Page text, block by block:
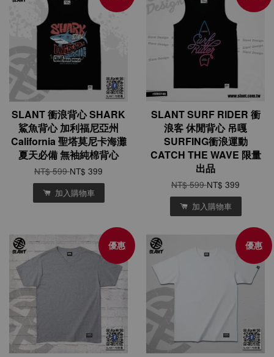
SLANT 衝浪背心 SHARK
鯊魚背心 加利福尼亞州
California 聖塔莫尼卡海灘
夏天必備 無袖純棉背心
NT$ 599NT$ 399
加入購物車
SLANT SURF RIDER 衝
浪客 休閒背心 吊嘎
SURFING衝浪運動
CATCH THE WAVE 限量
出品
NT$ 599NT$ 399
加入購物車
優惠 優惠